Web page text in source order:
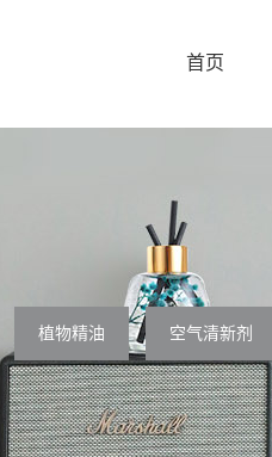
首页
植物精油 空气清新剂